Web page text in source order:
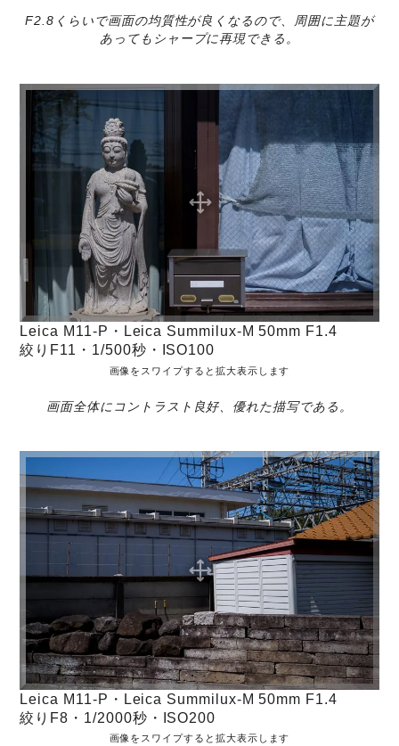
F2.8くらいで画面の均質性が良くなるので、周囲に主題が
あってもシャープに再現できる。
Leica M11-P・Leica Summilux-M 50mm F1.4
絞りF11・1/500秒・ISO100
画像をスワイプすると拡大表示します
画面全体にコントラスト良好、優れた描写である。
Leica M11-P・Leica Summilux-M 50mm F1.4
絞りF8・1/2000秒・ISO200
画像をスワイプすると拡大表示します